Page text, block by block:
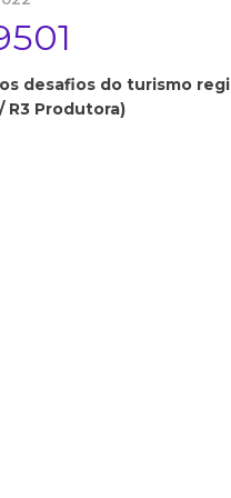
desafios do turismo
R3 Produtora)